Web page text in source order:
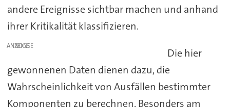
andere Ereignisse sichtbar machen und anhand
ihrer Kritikalität klassifizieren.
ANZEIGE
Die hier
gewonnenen Daten dienen dazu, die
Wahrscheinlichkeit von Ausfällen bestimmter
Komponenten zu berechnen. Besonders am